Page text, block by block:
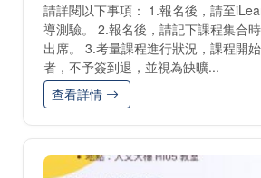
請詳閱以下事項： 1.報名後，請至
導測驗。 2.報名後，請記下課程集合
出席。 3.考量課程進行狀況，課程開
者，不予簽到退，並視為缺曠...
查看詳情